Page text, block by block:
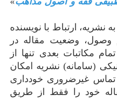
نشریه، ارتباط با نویسنده
وصول، وضعیت مقاله در
مکاتبات بعدی تنها از
(سامانه) نشریه امکان­‌
تماس غیرضروری خودداری
خود را فقط از طریق